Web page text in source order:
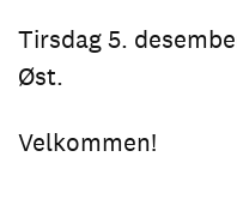
Tirsdag 5.
Øst.
Velkommen!